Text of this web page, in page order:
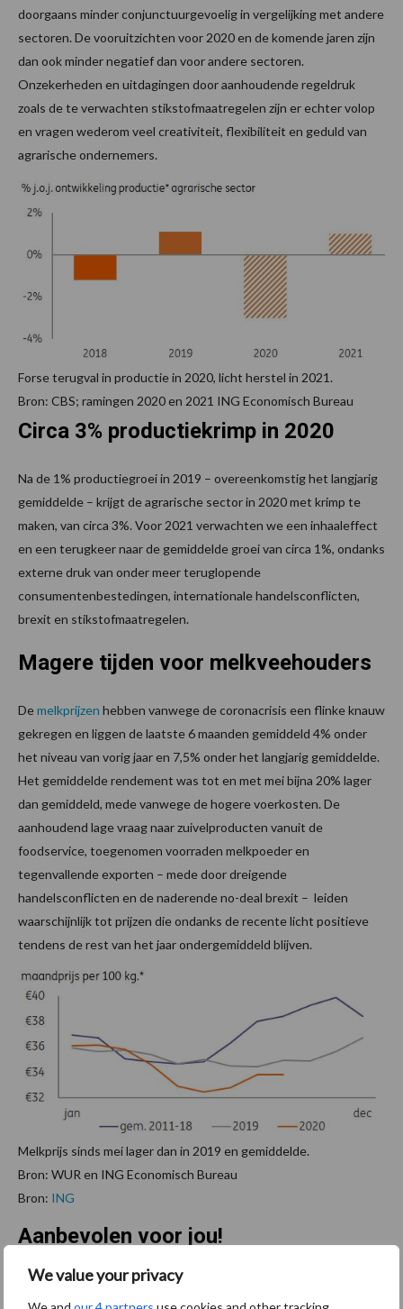
We value your privacy
doorgaans minder conjunctuurgevoelig in vergelijking met andere
sectoren. De vooruitzichten voor 2020 en de komende jaren zijn
dan ook minder negatief dan voor andere sectoren.
Onzekerheden en uitdagingen door aanhoudende regeldruk
zoals de te verwachten stikstofmaatregelen zijn er echter volop
en vragen wederom veel creativiteit, flexibiliteit en geduld van
agrarische ondernemers.
Forse terugval in productie in 2020, licht herstel in 2021.
Bron: CBS; ramingen 2020 en 2021 ING Economisch Bureau
Circa 3% productiekrimp in 2020
Na de 1% productiegroei in 2019 – overeenkomstig het langjarig
gemiddelde – krijgt de agrarische sector in 2020 met krimp te
maken, van circa 3%. Voor 2021 verwachten we een inhaaleffect
en een terugkeer naar de gemiddelde groei van circa 1%, ondanks
externe druk van onder meer teruglopende
consumentenbestedingen, internationale handelsconflicten,
brexit en stikstofmaatregelen.
Magere tijden voor melkveehouders
Demelkprijzen hebben vanwege de coronacrisis een flinke knauw
gekregen en liggen de laatste 6 maanden gemiddeld 4% onder
het niveau van vorig jaar en 7,5% onder het langjarig gemiddelde.
Het gemiddelde rendement was tot en met mei bijna 20% lager
dan gemiddeld, mede vanwege de hogere voerkosten. De
aanhoudend lage vraag naar zuivelproducten vanuit de
foodservice, toegenomen voorraden melkpoeder en
tegenvallende exporten – mede door dreigende
handelsconflicten en de naderende no-deal brexit – leiden
waarschijnlijk tot prijzen die ondanks de recente licht positieve
tendens de rest van het jaar ondergemiddeld blijven.
Melkprijs sinds mei lager dan in 2019 en gemiddelde.
Bron: WUR en ING Economisch Bureau
Bron: ING
Aanbevolen voor jou!
Tien praktische tips voor